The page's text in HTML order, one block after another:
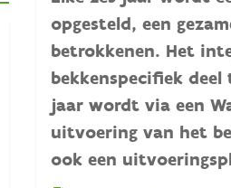
opgesteld, een
betrokkenen. Het
bekkenspecifiek
jaar wordt via een
uitvoering van het
ook een